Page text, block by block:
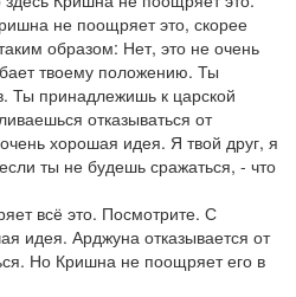
не поощряет это, скорее
образом: Нет, это не очень
твоему положению. Ты
Ты принадлежишь к царской
отказываться от
хорошая идея. Я твой друг, я
ты не будешь сражаться, - что
всё это. Посмотрите. С
идея. Арджуна отказывается от
Но Кришна не поощряет его в